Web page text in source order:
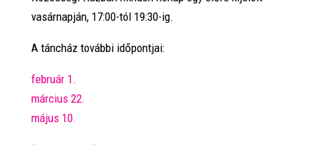
vasárnapján, 17:00-tól 19:30-ig.
A táncház további időpontjai:
február 1.
március 22.
május 10.